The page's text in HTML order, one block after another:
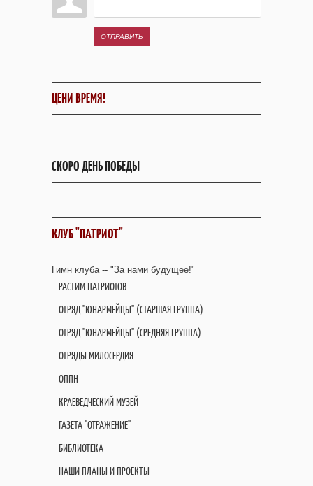
ОТПРАВИТЬ
ЦЕНИ ВРЕМЯ!
СКОРО ДЕНЬ ПОБЕДЫ
КЛУБ "ПАТРИОТ"
Гимн клуба -- "За нами будущее!"
РАСТИМ ПАТРИОТОВ
ОТРЯД "ЮНАРМЕЙЦЫ" (СТАРШАЯ ГРУППА)
ОТРЯД "ЮНАРМЕЙЦЫ" (СРЕДНЯЯ ГРУППА)
ОТРЯДЫ МИЛОСЕРДИЯ
ОППН
КРАЕВЕДЧЕСКИЙ МУЗЕЙ
ГАЗЕТА "ОТРАЖЕНИЕ"
БИБЛИОТЕКА
НАШИ ПЛАНЫ И ПРОЕКТЫ